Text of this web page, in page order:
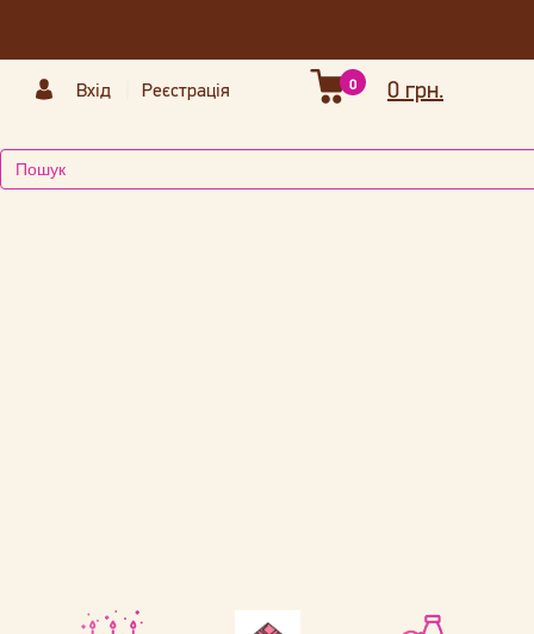
Вхід Реєстрація 0 грн.
0